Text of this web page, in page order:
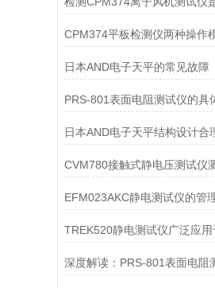
CPM374平板检测仪两种操作
日本AND电子天平的常见故障
日本AND电子天平结构设计合
EFM023AKC静电测试仪的管